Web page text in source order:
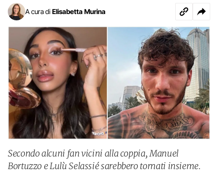
A cura di Elisabetta Murina
Secondo alcuni fan vicini alla coppia, Manuel
Bortuzzo e Lulù Selassié sarebbero tornati insieme.